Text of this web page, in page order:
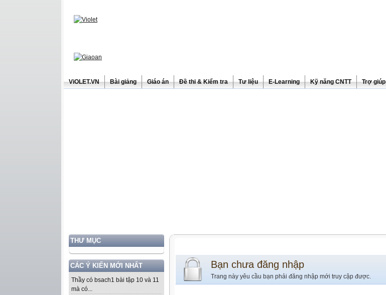
ViOLET.VN Bài giảng Giáo án Đề thi & Kiểm tra Tư liệu E-Learning Kỹ năng CNTT Trợ giúp
THƯ MỤC
CÁC Ý KIẾN MỚI NHẤT
Thầy có bsach1 bài tập 10 và 11
mà có...
Bạn chưa đăng nhập
Trang này yêu cầu bạn phải đăng nhập mới truy cập được.